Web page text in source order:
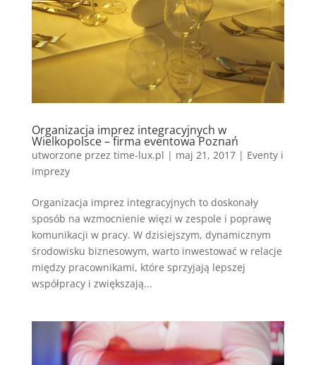
Organizacja imprez integracyjnych w
Wielkopolsce – firma eventowa Poznań
utworzone przez time-lux.pl | maj 21, 2017| Eventy i
imprezy
Organizacja imprez integracyjnych to doskonały
sposób na wzmocnienie więzi w zespole i poprawę
komunikacji w pracy. W dzisiejszym, dynamicznym
środowisku biznesowym, warto inwestować w relacje
między pracownikami, które sprzyjają lepszej
współpracy i zwiększają...